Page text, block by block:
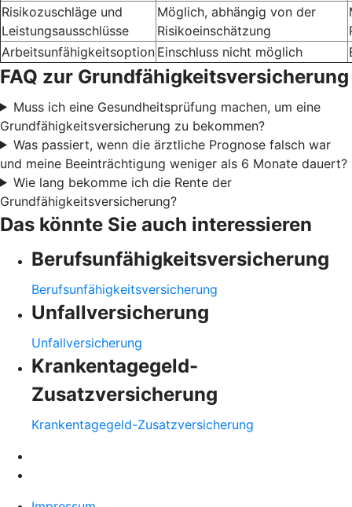
Risikozuschläge und
Leistungsausschlüsse
Möglich, abhängig von der
Risikoeinschätzung
Arbeitsunfähigkeitsoption Einschluss nicht möglich
FAQ zur Grundfähigkeitsversicherung
Muss ich eine Gesundheitsprüfung machen, um eine
Grundfähigkeitsversicherung zu bekommen?
Was passiert, wenn die ärztliche Prognose falsch war
und meine Beeinträchtigung weniger als 6 Monate dauert?
Wie lang bekomme ich die Rente der
Grundfähigkeitsversicherung?
Das könnte Sie auch interessieren
Berufsunfähigkeitsversicherung
Berufsunfähigkeitsversicherung
Unfallversicherung
Unfallversicherung
Krankentagegeld-
Zusatzversicherung
Krankentagegeld-Zusatzversicherung